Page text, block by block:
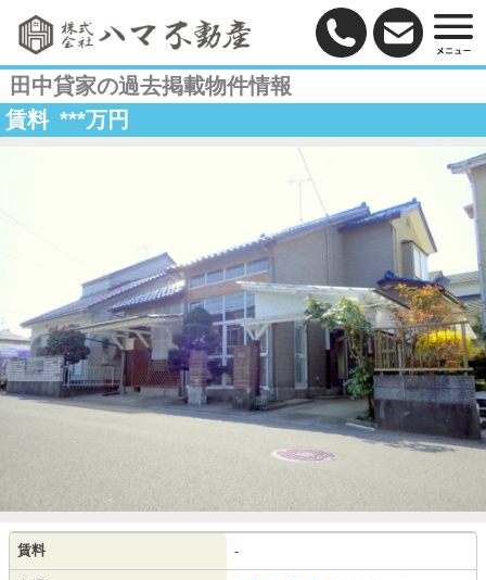
田中貸家の過去掲載物件情報
賃料 ***万円
賃料 -